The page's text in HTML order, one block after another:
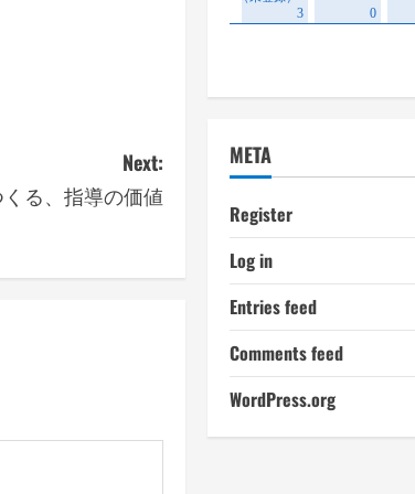
Next:
る、指導の価値
META
Register
Log in
Entries feed
Comments feed
WordPress.org